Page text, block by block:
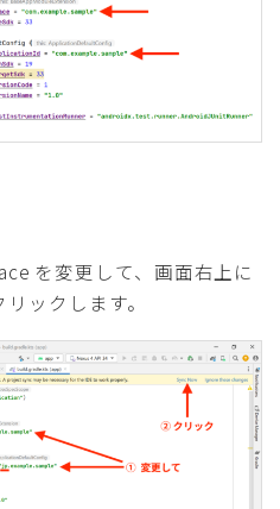
を変更して、画面右上に
リックします。